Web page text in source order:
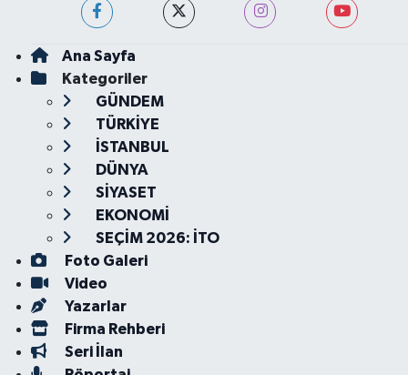
Ana Sayfa
Kategoriler
GÜNDEM
TÜRKİYE
İSTANBUL
DÜNYA
SİYASET
EKONOMİ
SEÇİM 2026: İTO
Foto Galeri
Video
Yazarlar
Firma Rehberi
Seri İlan